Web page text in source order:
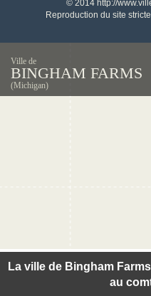
© 2014 http://
Reproduction du site
Ville de
BINGHAM FARMS
(Michigan)
La ville de Bingham
au